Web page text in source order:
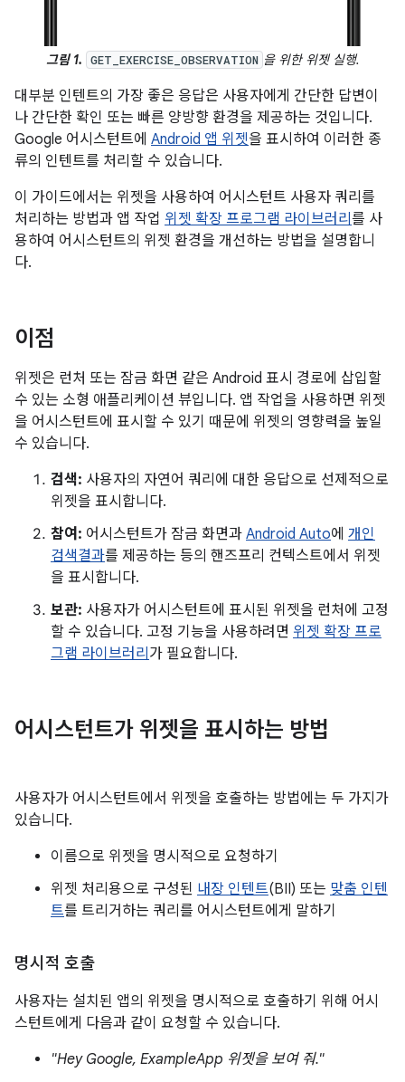
그림 1. GET_EXERCISE_OBSERVATION 을 위한 위젯 실행.
대부분 인텐트의 가장 좋은 응답은 사용자에게 간단한 답변이
나 간단한 확인 또는 빠른 양방향 환경을 제공하는 것입니다.
Google 어시스턴트에 Android 앱 위젯을 표시하여 이러한 종
류의 인텐트를 처리할 수 있습니다.
이 가이드에서는 위젯을 사용하여 어시스턴트 사용자 쿼리를
처리하는 방법과 앱 작업 위젯 확장 프로그램 라이브러리 를 사
용하여 어시스턴트의 위젯 환경을 개선하는 방법을 설명합니
다.
이점
위젯은 런처 또는 잠금 화면 같은 Android 표시 경로에 삽입할
수 있는 소형 애플리케이션 뷰입니다. 앱 작업을 사용하면 위젯
을 어시스턴트에 표시할 수 있기 때문에 위젯의 영향력을 높일
수 있습니다.
검색: 사용자의 자연어 쿼리에 대한 응답으로 선제적으로
위젯을 표시합니다.
참여: 어시스턴트가 잠금 화면과 Android Auto에 개인
검색결과를 제공하는 등의 핸즈프리 컨텍스트에서 위젯
을 표시합니다.
보관: 사용자가 어시스턴트에 표시된 위젯을 런처에 고정
할 수 있습니다. 고정 기능을 사용하려면 위젯 확장 프로
그램 라이브러리 가 필요합니다.
어시스턴트가 위젯을 표시하는 방법
사용자가 어시스턴트에서 위젯을 호출하는 방법에는 두 가지가
있습니다.
이름으로 위젯을 명시적으로 요청하기
위젯 처리용으로 구성된 내장 인텐트(BII) 또는 맞춤 인텐
트를 트리거하는 쿼리를 어시스턴트에게 말하기
명시적 호출
사용자는 설치된 앱의 위젯을 명시적으로 호출하기 위해 어시
스턴트에게 다음과 같이 요청할 수 있습니다.
"Hey Google, ExampleApp 위젯을 보여 줘."